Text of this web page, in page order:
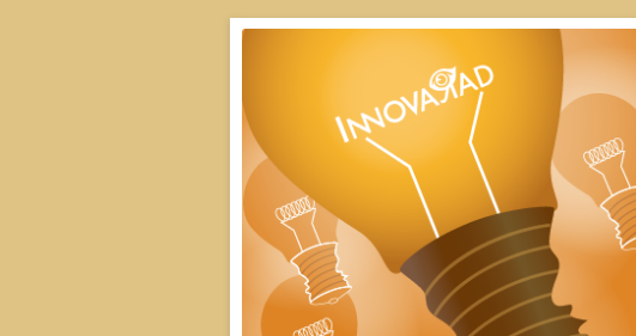
演講技巧與溝通
楊斯棓與蔡依橙親自講
在與群眾互動前做好準備